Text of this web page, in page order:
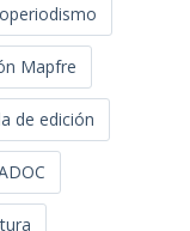
Mapfre
de edición